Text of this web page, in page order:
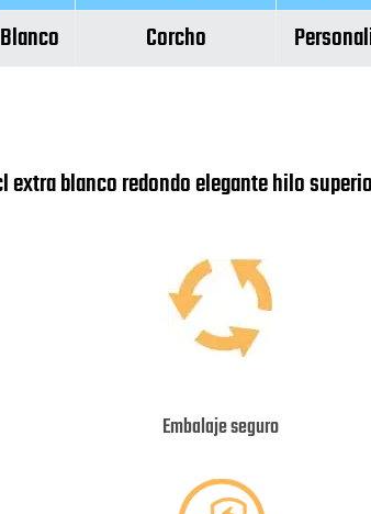
Blanco Corcho
extra blanco redondo elegante hilo
Embalaje seguro